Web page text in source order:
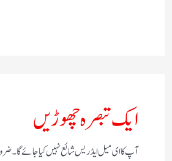
ایک تبصرہ چھوڑیں
آپ کا ای میل ایڈریس شائع نہیں کیا جائے گا۔